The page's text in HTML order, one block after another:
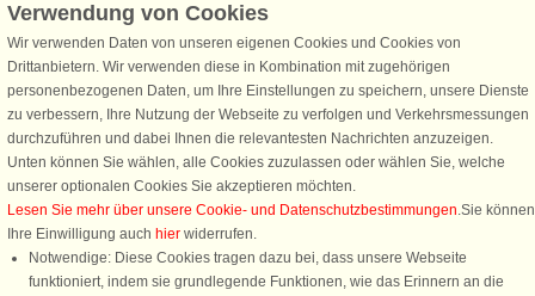
Schließen Sie sich 100.000 Ferienhaus-Fans an
Erhalten Sie einenWillkommensgutschein von 25 € für Ihren nächsten
Ferienhausurlaub - melden Sie sich einfach für den DanCenter Newsletter
an. Verpassen Sie nie wieder exklusive Angebote, Gewinnspiele und
Urlaubstipps!
Newsletter abonnieren
Verwendung von Cookies
Wir verwenden Daten von unseren eigenen Cookies und Cookies von
Drittanbietern. Wir verwenden diese in Kombination mit zugehörigen
personenbezogenen Daten, um Ihre Einstellungen zu speichern, unsere Dienste
zu verbessern, Ihre Nutzung der Webseite zu verfolgen und Verkehrsmessungen
durchzuführen und dabei Ihnen die relevantesten Nachrichten anzuzeigen.
Unten können Sie wählen, alle Cookies zuzulassen oder wählen Sie, welche
unserer optionalen Cookies Sie akzeptieren möchten.
Lesen Sie mehr über unsere Cookie- und Datenschutzbestimmungen.Sie können
Ihre Einwilligung auch hier widerrufen.
Notwendige: Diese Cookies tragen dazu bei, dass unsere Webseite
funktioniert, indem sie grundlegende Funktionen, wie das Erinnern an die